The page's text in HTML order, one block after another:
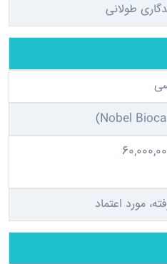
طولانی
مورد اعتماد